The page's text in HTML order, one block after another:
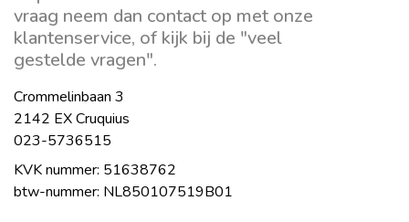
vraag neem dan contact op met onze
klantenservice, of kijk bij de "veel
gestelde vragen".
Crommelinbaan 3
2142 EX Cruquius
023-5736515
KVK nummer: 51638762
btw-nummer: NL850107519B01